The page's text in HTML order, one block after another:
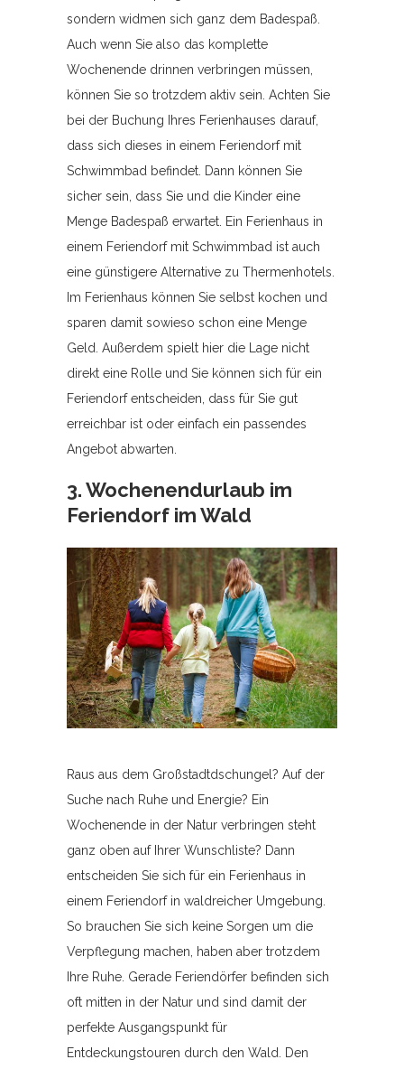
sondern widmen sich ganz dem Badespaß.
Auch wenn Sie also das komplette
Wochenende drinnen verbringen müssen,
können Sie so trotzdem aktiv sein. Achten Sie
bei der Buchung Ihres Ferienhauses darauf,
dass sich dieses in einem Feriendorf mit
Schwimmbad befindet. Dann können Sie
sicher sein, dass Sie und die Kinder eine
Menge Badespaß erwartet. Ein Ferienhaus in
einem Feriendorf mit Schwimmbad ist auch
eine günstigere Alternative zu Thermenhotels.
Im Ferienhaus können Sie selbst kochen und
sparen damit sowieso schon eine Menge
Geld. Außerdem spielt hier die Lage nicht
direkt eine Rolle und Sie können sich für ein
Feriendorf entscheiden, dass für Sie gut
erreichbar ist oder einfach ein passendes
Angebot abwarten.
3. Wochenendurlaub im
Feriendorf im Wald
Raus aus dem Großstadtdschungel? Auf der
Suche nach Ruhe und Energie? Ein
Wochenende in der Natur verbringen steht
ganz oben auf Ihrer Wunschliste? Dann
entscheiden Sie sich für ein Ferienhaus in
einem Feriendorf in waldreicher Umgebung.
So brauchen Sie sich keine Sorgen um die
Verpflegung machen, haben aber trotzdem
Ihre Ruhe. Gerade Feriendörfer befinden sich
oft mitten in der Natur und sind damit der
perfekte Ausgangspunkt für
Entdeckungstouren durch den Wald. Den